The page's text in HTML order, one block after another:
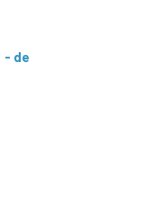
- de